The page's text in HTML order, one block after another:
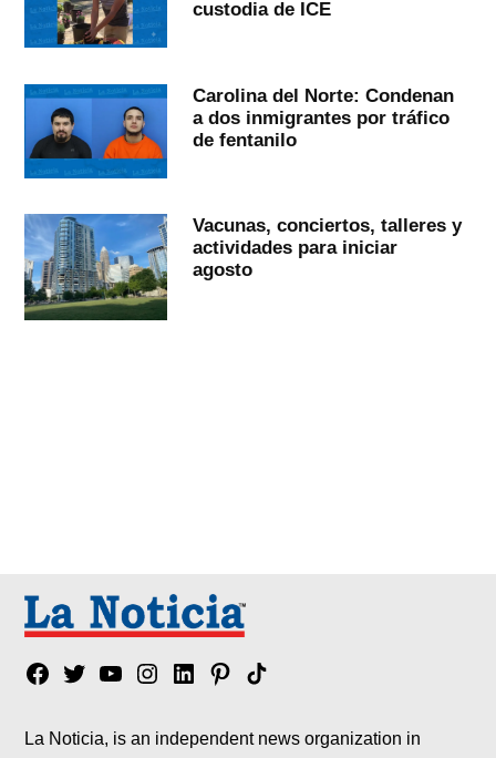
custodia de ICE
Carolina del Norte: Condenan
a dos inmigrantes por tráfico
de fentanilo
Vacunas, conciertos, talleres y
actividades para iniciar
agosto
Facebook
TwitterYouTubeInstagram
LinkedinPinterest
Tik
La Noticia, is an independent news organization in